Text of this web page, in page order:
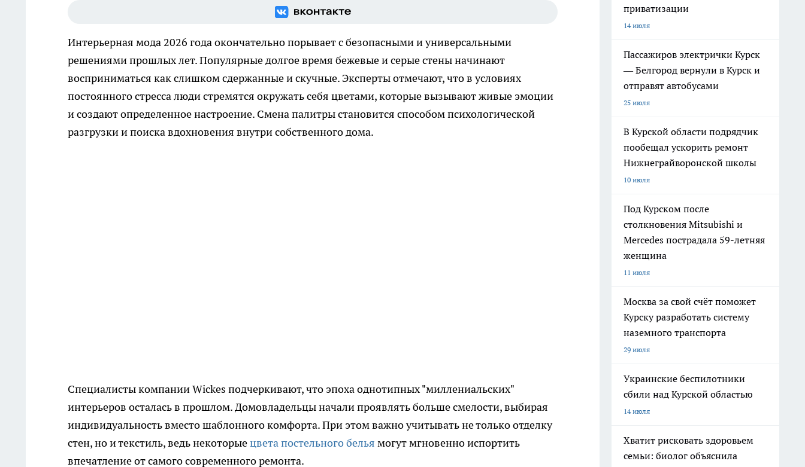
Интерьерная мода 2026 года окончательно порывает с безопасными и универсальными
решениями прошлых лет. Популярные долгое время бежевые и серые стены начинают
восприниматься как слишком сдержанные и скучные. Эксперты отмечают, что в условиях
постоянного стресса люди стремятся окружать себя цветами, которые вызывают живые эмоции
и создают определенное настроение. Смена палитры становится способом психологической
разгрузки и поиска вдохновения внутри собственного дома.
Специалисты компании Wickes подчеркивают, что эпоха однотипных "миллениальских"
интерьеров осталась в прошлом. Домовладельцы начали проявлять больше смелости, выбирая
индивидуальность вместо шаблонного комфорта. При этом важно учитывать не только отделку
стен, но и текстиль, ведь некоторыецвета постельного белья могут мгновенно испортить
впечатление от самого современного ремонта.
приватизации
14 июля
Пассажиров электрички Курск
— Белгород вернули в Курск и
отправят автобусами
25 июля
В Курской области подрядчик
пообещал ускорить ремонт
Нижнеграйворонской школы
10 июля
Под Курском после
столкновения Mitsubishi и
Mercedes пострадала 59-летняя
женщина
11 июля
Москва за свой счёт поможет
Курску разработать систему
наземного транспорта
29 июля
Украинские беспилотники
сбили над Курской областью
14 июля
Хватит рисковать здоровьем
семьи: биолог объяснила